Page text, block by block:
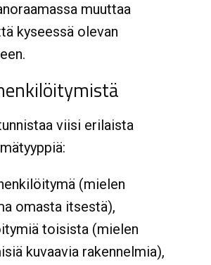
muuttaa
kyseessä olevan
viisi erilaista
(mielen
omasta itsestä),
toisista (mielen
kuvaavia rakennelmia),